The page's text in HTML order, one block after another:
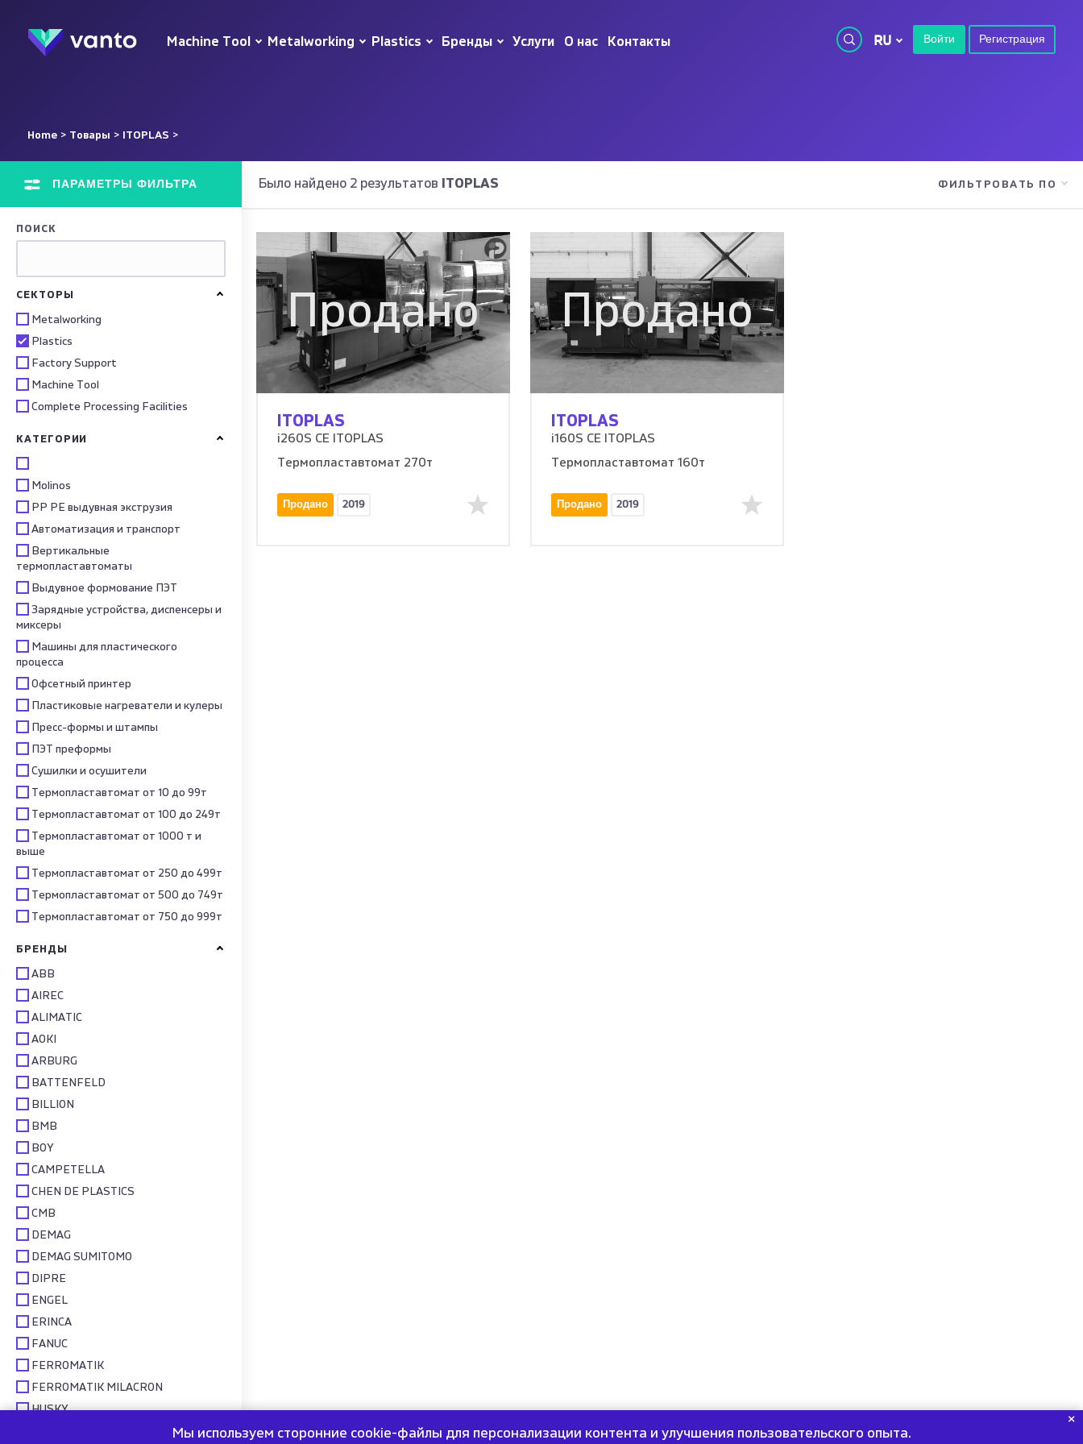
Machine Tool Metalworking Plastics Бренды Услуги О нас Контакты RU Войти Регистрация
Home > Товары > ITOPLAS >
ПАРАМЕТРЫ ФИЛЬТРА
ПОИСК
СЕКТОРЫ
Metalworking
Plastics
Factory Support
Machine Tool
Complete Processing Facilities
КАТЕГОРИИ
Molinos
PP PE выдувная экструзия
Автоматизация и транспорт
Вертикальные
термопластавтоматы
Выдувное формование ПЭТ
Зарядные устройства, диспенсеры и
миксеры
Машины для пластического
процесса
Офсетный принтер
Пластиковые нагреватели и кулеры
Пресс-формы и штампы
ПЭТ преформы
Сушилки и осушители
Термопластавтомат от 10 до 99т
Термопластавтомат от 100 до 249т
Термопластавтомат от 1000 т и
выше
Термопластавтомат от 250 до 499т
Термопластавтомат от 500 до 749т
Термопластавтомат от 750 до 999т
БРЕНДЫ
ABB
AIREC
ALIMATIC
AOKI
ARBURG
BATTENFELD
BILLION
BMB
BOY
CAMPETELLA
CHEN DE PLASTICS
CMB
DEMAG
DEMAG SUMITOMO
DIPRE
ENGEL
ERINCA
FANUC
FERROMATIK
FERROMATIK MILACRON
HUSKY
Было найдено 2 результатов ITOPLAS ФИЛЬТРОВАТЬ ПО
Продано
ITOPLAS
i260S CE ITOPLAS
Термопластавтомат 270т
Продано 2019
Продано
ITOPLAS
i160S CE ITOPLAS
Термопластавтомат 160т
Продано 2019
Мы используем сторонние cookie-файлы для персонализации контента и улучшения пользовательского опыта.